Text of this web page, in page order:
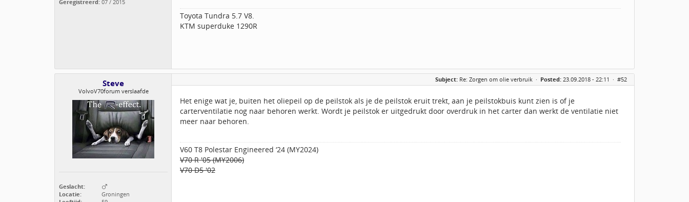
Geregistreerd: 07 / 2015
Toyota Tundra 5.7 V8.
KTM superduke 1290R
Steve
VolvoV70forum verslaafde
Geslacht:
Locatie:
Groningen
Subject: Re: Zorgen om olie verbruik · Posted: 23.09.2018 - 22:11 · #52
Het enige wat je, buiten het oliepeil op de peilstok als je de peilstok eruit trekt, aan je peilstokbuis kunt zien is of je
carterventilatie nog naar behoren werkt. Wordt je peilstok er uitgedrukt door overdruk in het carter dan werkt de ventilatie niet
meer naar behoren.
V60 T8 Polestar Engineered ‘24 (MY2024)
V70 R '05 (MY2006)
V70 D5 '02